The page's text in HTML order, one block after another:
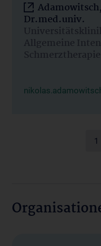
Dr.med.univ.
Allgemeine
Schmerztherapie
1